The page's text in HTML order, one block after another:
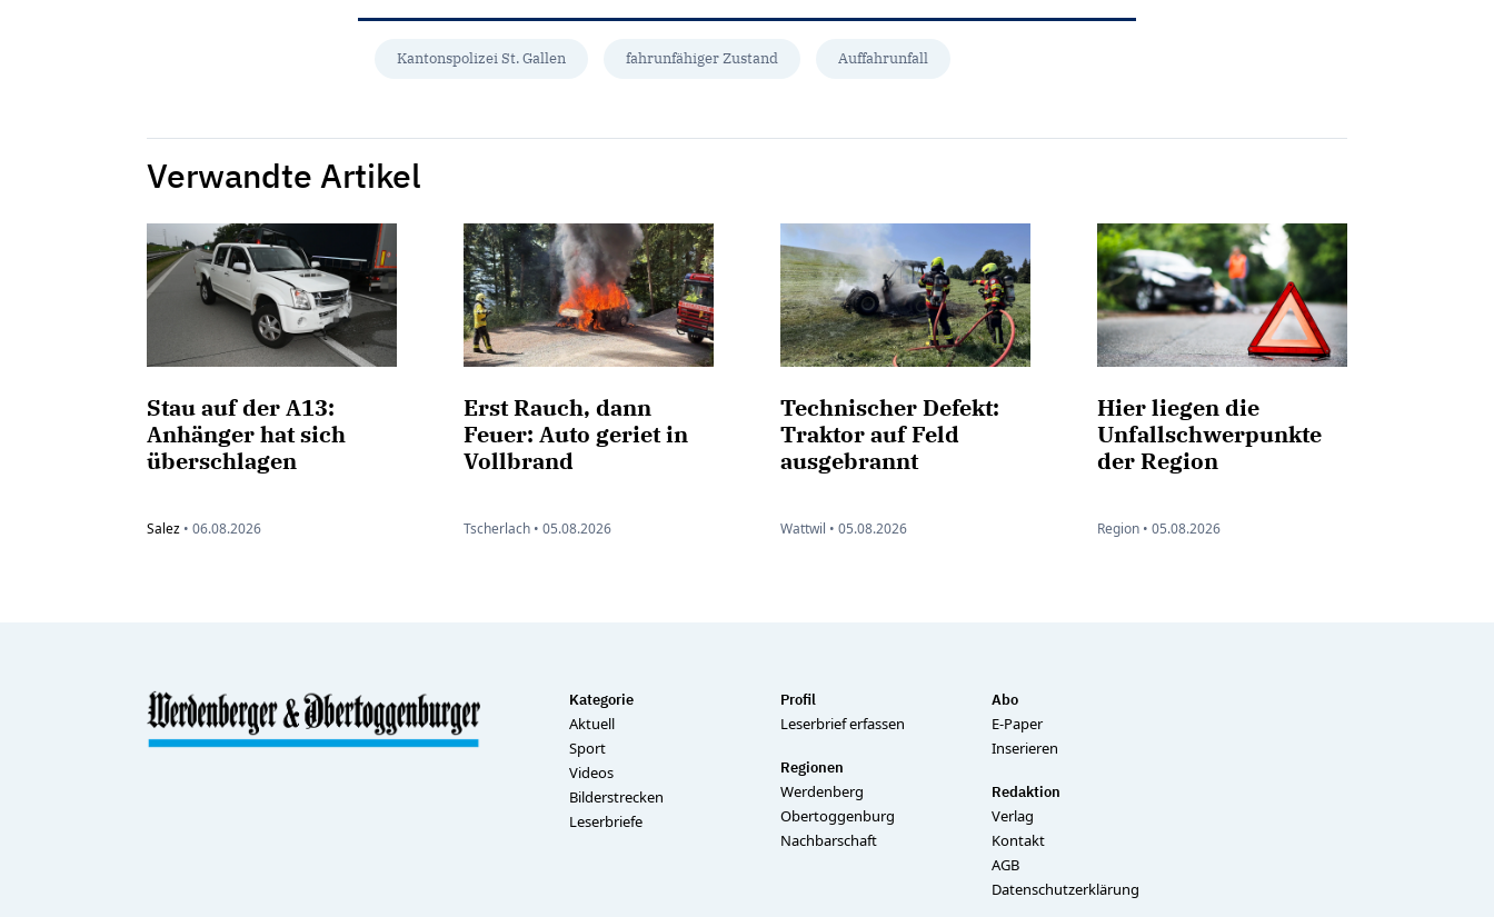
Kantonspolizei St. Gallen fahrunfähiger Zustand Auffahrunfall
Verwandte Artikel
Stau auf der A13:
Anhänger hat sich
überschlagen
Salez • 06.08.2026
Erst Rauch, dann
Feuer: Auto geriet in
Vollbrand
Tscherlach • 05.08.2026
Technischer Defekt:
Traktor auf Feld
ausgebrannt
Wattwil • 05.08.2026
Hier liegen die
Unfallschwerpunkte
der Region
Region • 05.08.2026
Kategorie
Aktuell
Sport
Videos
Bilderstrecken
Leserbriefe
Profil
Leserbrief erfassen
Regionen
Werdenberg
Obertoggenburg
Nachbarschaft
Abo
E-Paper
Inserieren
Redaktion
Verlag
Kontakt
AGB
Datenschutzerklärung